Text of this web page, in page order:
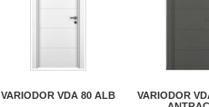
VARIODOR VDA 80 ALB
VARIODOR